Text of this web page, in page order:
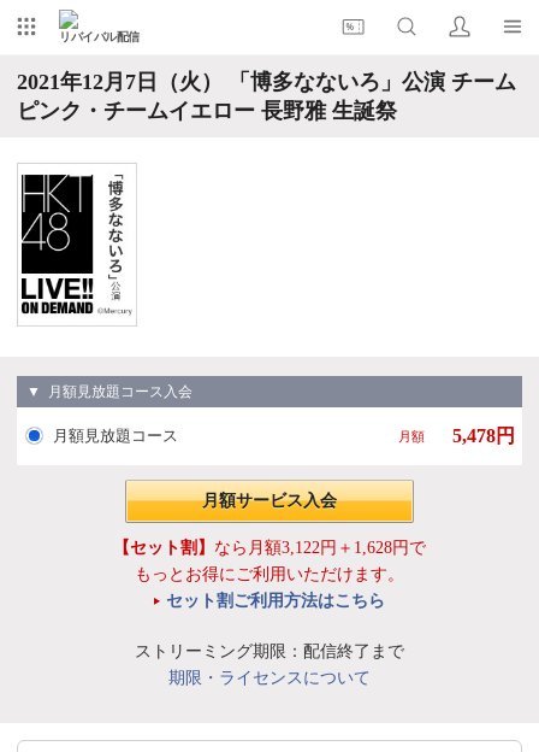
リバイバル配信
2021年12月7日（火） 「博多なないろ」公演 チーム
ピンク・チームイエロー 長野雅 生誕祭
▼ 月額見放題コース入会
月額見放題コース 月額 5,478円
月額サービス入会
【セット割】 なら月額3,122円＋1,628円で
もっとお得にご利用いただけます。
セット割ご利用方法はこちら
ストリーミング期限：配信終了まで
期限・ライセンスについて